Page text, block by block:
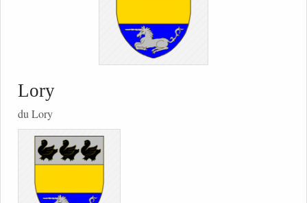
Lory
du Lory